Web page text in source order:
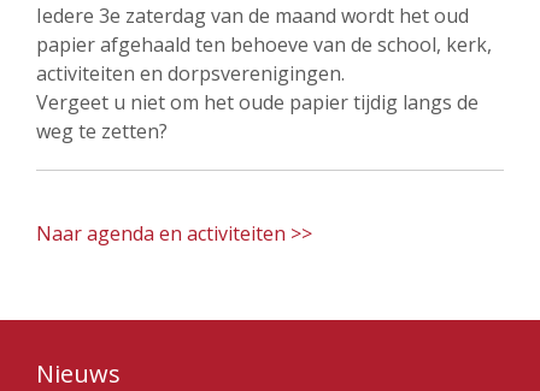
Iedere 3e zaterdag van de maand wordt het oud
papier afgehaald ten behoeve van de school, kerk,
activiteiten en dorpsverenigingen.
Vergeet u niet om het oude papier tijdig langs de
weg te zetten?
Naar agenda en activiteiten >>
Nieuws